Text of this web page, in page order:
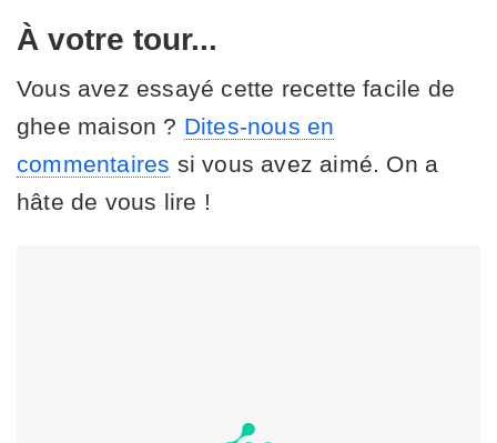
À votre tour...
Vous avez essayé cette recette facile de
ghee maison ? Dites-nous en
commentaires si vous avez aimé. On a
hâte de vous lire !